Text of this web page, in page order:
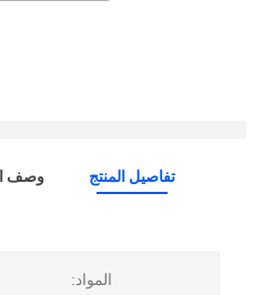
تفاصيل المنتج وصف
المواد: